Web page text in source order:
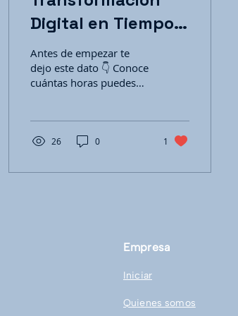
Digital en Tiempos
de Recesión:
Innovar y
Empoderar para la
Recuperación
Antes de empezar te
dejo este dato 👇 Conoce
cuántas horas puedes
26 0 1
Empresa
Iniciar
Quienes somos